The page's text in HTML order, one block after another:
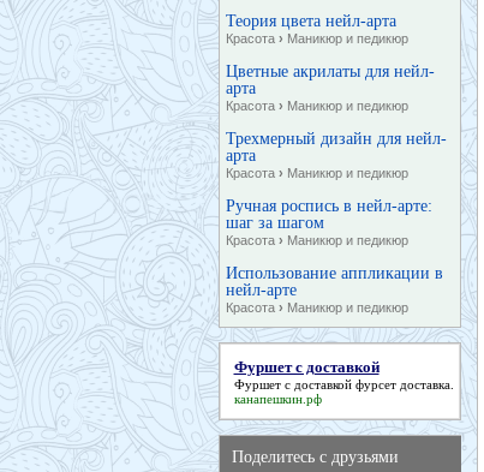
Теория цвета нейл-арта
Красота › Маникюр и педикюр
Цветные акрилаты для нейл-
арта
Красота › Маникюр и педикюр
Трехмерный дизайн для нейл-
арта
Красота › Маникюр и педикюр
Ручная роспись в нейл-арте:
шаг за шагом
Красота › Маникюр и педикюр
Использование аппликации в
нейл-арте
Красота › Маникюр и педикюр
Фуршет с доставкой
Фуршет с доставкойфурсет доставка.
канапешкин.рф
Поделитесь с друзьями